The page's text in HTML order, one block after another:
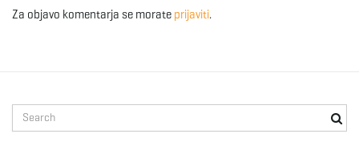
Za objavo komentarja se morate prijaviti.
e